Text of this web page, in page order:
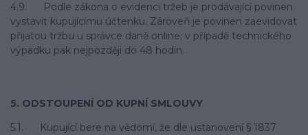
4.9. Podle zákona o evidenci tržeb je prodávající povinen
vystavit kupujícímu účtenku. Zároveň je povinen zaevidovat
přijatou tržbu u správce daně online; v případě technického
výpadku pak nejpozději do 48 hodin.
5. ODSTOUPENÍ OD KUPNÍ SMLOUVY
5.1. Kupující bere na vědomí, že dle ustanovení § 1837